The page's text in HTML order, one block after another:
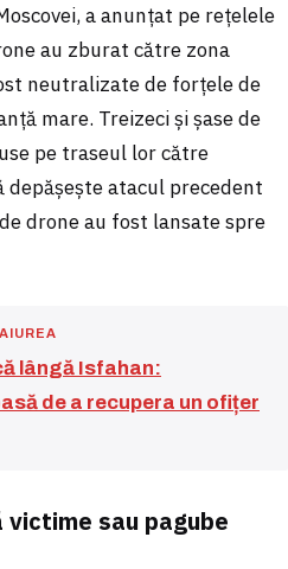
a anunțat pe rețelele
au zburat către zona
neutralizate de forțele de
mare. Treizeci și șase de
pe traseul lor către
depășește atacul precedent
drone au fost lansate spre
lângă Isfahan:
de a recupera un ofițer
sau pagube